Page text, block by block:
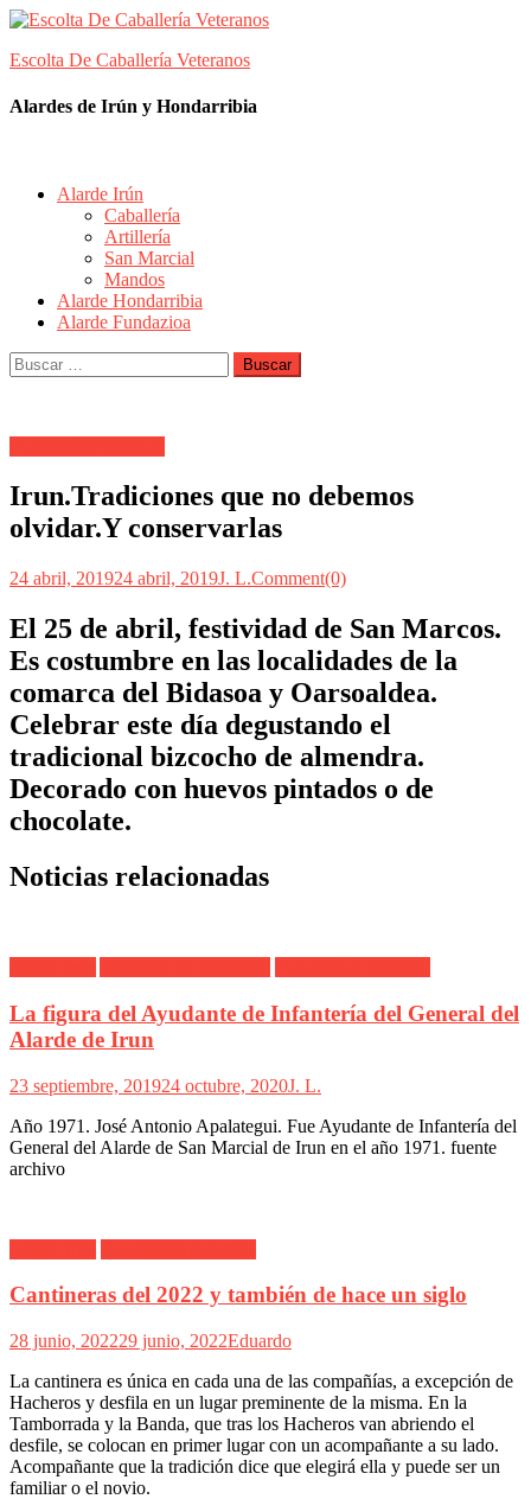
Skip
content
Escolta De Caballería Veteranos
Alardes de Irún y Hondarribia
Alarde Irún
Caballería
Artillería
San Marcial
Mandos
Alarde Hondarribia
Alarde Fundazioa
Buscar:
Irun.Tradiciones que no debemos
olvidar.Y conservarlas
24 abril, 201924 abril, 2019J. L.Comment(0)
El 25 de abril, festividad de San Marcos.
Es costumbre en las localidades de la
comarca del Bidasoa y Oarsoaldea.
Celebrar este día degustando el
tradicional bizcocho de almendra.
Decorado con huevos pintados o de
chocolate.
Noticias relacionadas
La figura del Ayudante de Infantería del General del
Alarde de Irun
23 septiembre, 201924 octubre, 2020J. L.
Año 1971. José Antonio Apalategui. Fue Ayudante de Infantería del
General del Alarde de San Marcial de Irun en el año 1971. fuente
archivo
Cantineras del 2022 y también de hace un siglo
28 junio, 202229 junio, 2022Eduardo
La cantinera es única en cada una de las compañías, a excepción de
Hacheros y desfila en un lugar preminente de la misma. En la
Tamborrada y la Banda, que tras los Hacheros van abriendo el
desfile, se colocan en primer lugar con un acompañante a su lado.
Acompañante que la tradición dice que elegirá ella y puede ser un
familiar o el novio.